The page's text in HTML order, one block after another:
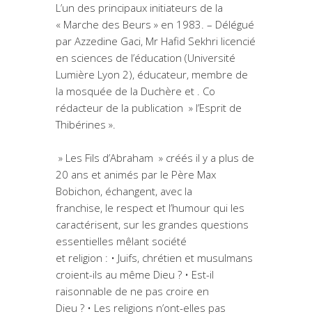
L’un des principaux initiateurs de la
« Marche des Beurs » en 1983. – Délégué
par Azzedine Gaci, Mr Hafid Sekhri licencié
en sciences de l’éducation (Université
Lumière Lyon 2), éducateur, membre de
la mosquée de la Duchère et . Co
rédacteur de la publication » l’Esprit de
Thibérines ».
» Les Fils d’Abraham » créés il y a plus de
20 ans et animés par le Père Max
Bobichon, échangent, avec la
franchise, le respect et l’humour qui les
caractérisent, sur les grandes questions
essentielles mêlant société
et religion : • Juifs, chrétien et musulmans
croient-ils au même Dieu ? • Est-il
raisonnable de ne pas croire en
Dieu ? • Les religions n’ont-elles pas